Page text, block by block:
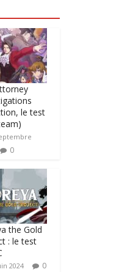
le test
0
the Gold
: le test
2024 0